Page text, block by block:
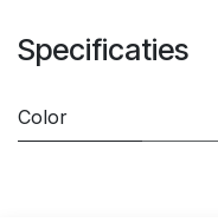
Specificaties
Color